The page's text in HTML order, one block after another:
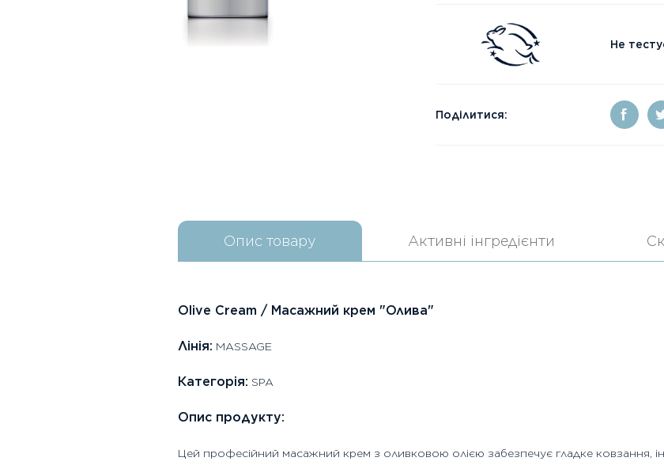
Не
Поділитися:
Опис товару Активні інгредієнти
Olive Cream / Масажний крем "Олива"
Лінія: MASSAGE
Категорія: SPA
Опис продукту:
Цей професійний масажний крем з оливковою олією забезпечує гладке ковзання,